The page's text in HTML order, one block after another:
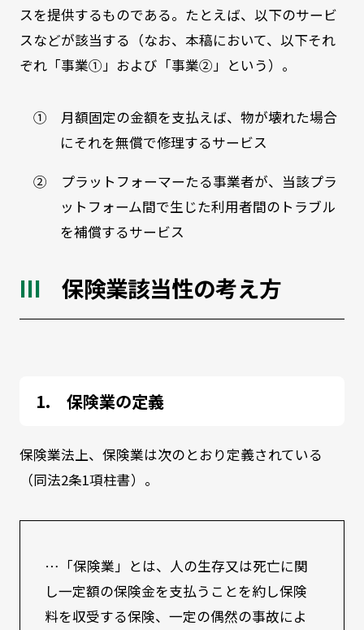
スを提供するものである。たとえば、以下のサービ
スなどが該当する（なお、本稿において、以下それ
ぞれ「事業①」および「事業②」という）。
① 月額固定の金額を支払えば、物が壊れた場合
にそれを無償で修理するサービス
② プラットフォーマーたる事業者が、当該プラ
ットフォーム間で生じた利用者間のトラブル
を補償するサービス
保険業該当性の考え方
保険業の定義
保険業法上、保険業は次のとおり定義されている
（同法2条1項柱書）。
…「保険業」とは、人の生存又は死亡に関
し一定額の保険金を支払うことを約し保険
料を収受する保険、一定の偶然の事故によ